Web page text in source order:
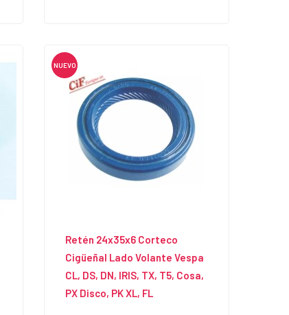
NUEVO
Retén 24x35x6 Corteco
Cigüeñal Lado Volante Vespa
CL, DS, DN, IRIS, TX, T5, Cosa,
PX Disco, PK XL, FL